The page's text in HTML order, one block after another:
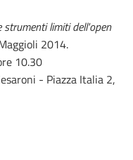
strumenti limiti dell'open
2014.
10.30
- Piazza Italia 2,